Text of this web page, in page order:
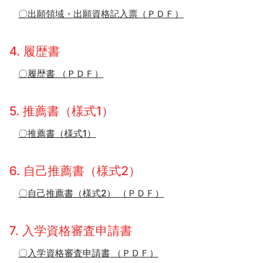
〇出願領域・出願資格記入票（ＰＤＦ）
4. 履歴書
〇履歴書 （ＰＤＦ）
5. 推薦書（様式1）
〇推薦書（様式1）
6. 自己推薦書（様式2）
〇自己推薦書（様式2） （ＰＤＦ）
7. 入学資格審査申請書
〇入学資格審査申請書 （ＰＤＦ）